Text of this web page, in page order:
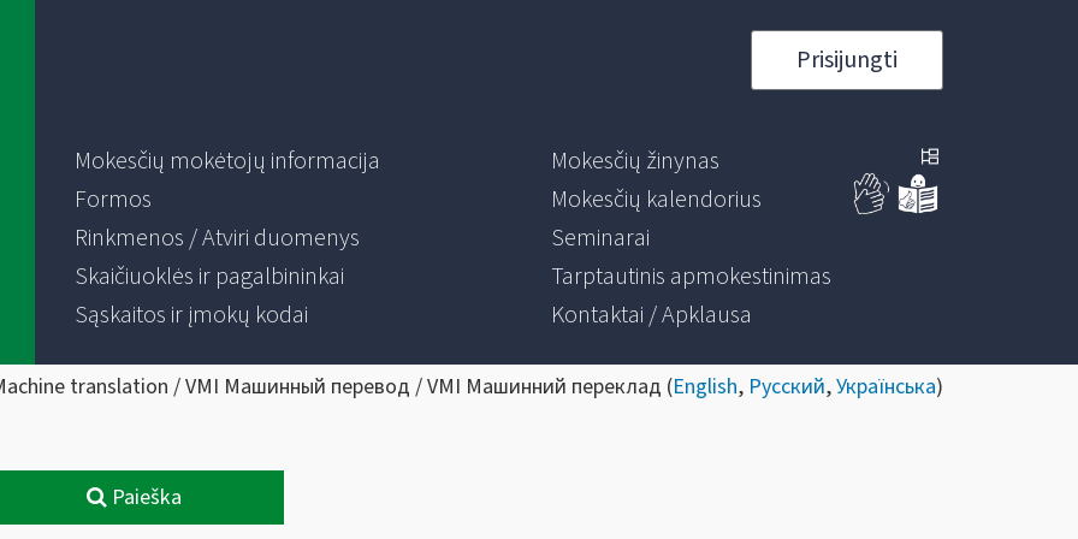
Prisijungti
Mokesčių mokėtojų informacija
Formos
Rinkmenos / Atviri duomenys
Skaičiuoklės ir pagalbininkai
Sąskaitos ir įmokų kodai
Mokesčių žinynas
Mokesčių kalendorius
Seminarai
Tarptautinis apmokestinimas
Kontaktai / Apklausa
translation / VMI Машинный перевод / VMI Машинний переклад (English, Русский,Українська)
Paieška